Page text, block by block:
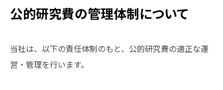
公的研究費の管理体制について
当社は、以下の責任体制のもと、公的研究費の適正な運
営・管理を行います。